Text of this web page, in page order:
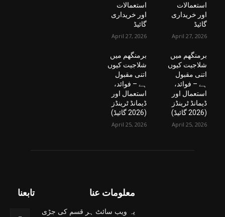
استعمالات
اور خریداری
گائیڈ
April 27, 2026
برمنگھم میں
شلاجیت کیوں
اتنی مقبول
ہے – فوائد،
استعمال اور
ڈیمانڈ ٹرینڈز
(2026 گائیڈ)
April 25, 2026
استعمالات
اور خریداری
گائیڈ
April 27, 2026
برمنگھم میں
شلاجیت کیوں
اتنی مقبول
ہے – فوائد،
استعمال اور
ڈیمانڈ ٹرینڈز
(2026 گائیڈ)
April 25, 2026
معلومات عنا
یہ ویب سائٹ ہر قسم کی جڑی
تابعنا